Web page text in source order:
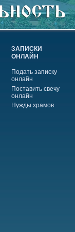
ЗАПИСКИ
ОНЛАЙН
Подать записку
онлайн
Поставить свечу
онлайн
Нужды храмов